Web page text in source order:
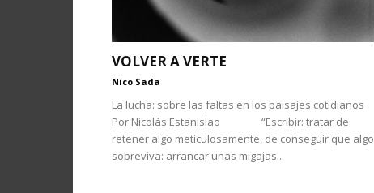
VOLVER A VERTE
Nico Sada
La lucha: sobre las faltas en los paisajes cotidianos
Por Nicolás Estanislao “Escribir: tratar de
retener algo meticulosamente, de conseguir que algo
sobreviva: arrancar unas migajas...